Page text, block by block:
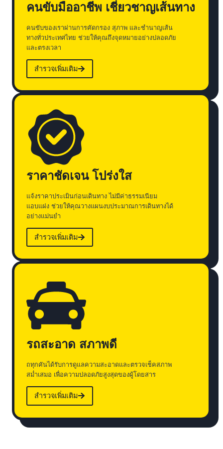
คนขับมืออาชีพ เชี่ยวชาญเส้นทาง
คนขับของเราผ่านการคัดกรอง สุภาพ และชำนาญเส้น
ทางทั่วประเทศไทย ช่วยให้คุณถึงจุดหมายอย่างปลอดภัย
และตรงเวลา
สำรวจเพิ่มเติม
ราคาชัดเจน โปร่งใส
แจ้งราคาประเมินก่อนเดินทาง ไม่มีค่าธรรมเนียม
แอบแฝง ช่วยให้คุณวางแผนงบประมาณการเดินทางได้
อย่างแม่นยำ
สำรวจเพิ่มเติม
รถสะอาด สภาพดี
ถทุกคันได้รับการดูแลความสะอาดและตรวจเช็คสภาพ
สม่ำเสมอ เพื่อความปลอดภัยสูงสุดของผู้โดยสาร
สำรวจเพิ่มเติม